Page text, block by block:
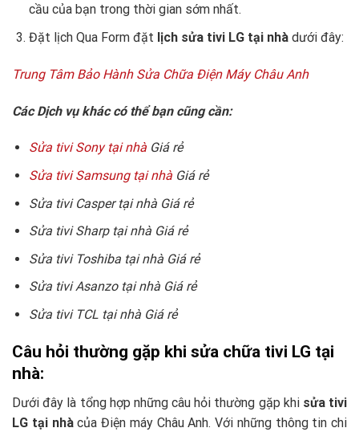
cầu của bạn trong thời gian sớm nhất.
Đặt lịch Qua Form đặt lịch sửa tivi LG tại nhà dưới đây:
Trung Tâm Bảo Hành Sửa Chữa Điện Máy Châu Anh
Các Dịch vụ khác có thể bạn cũng cần:
Sửa tivi Sony tại nhàGiá rẻ
Sửa tivi Samsung tại nhàGiá rẻ
Sửa tivi Casper tại nhà Giá rẻ
Sửa tivi Sharp tại nhà Giá rẻ
Sửa tivi Toshiba tại nhà Giá rẻ
Sửa tivi Asanzo tại nhà Giá rẻ
Sửa tivi TCL tại nhà Giá rẻ
Câu hỏi thường gặp khi sửa chữa tivi LG tại
nhà:
Dưới đây là tổng hợp những câu hỏi thường gặp khi sửa tivi
LG tại nhàcủa Điện máy Châu Anh. Với những thông tin chi